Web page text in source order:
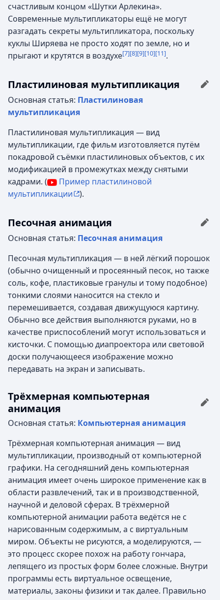
счастливым концом «Шутки Арлекина».
Современные мультипликаторы ещё не могут
разгадать секреты мультипликатора, поскольку
куклы Ширяева не просто ходят по земле, но и
прыгают и крутятся в воздухе[7][8][9][10][11].
Пластилиновая мультипликация
Основная статья: Пластилиновая
мультипликация
Пластилиновая мультипликация — вид
мультипликации, где фильм изготовляется путём
покадровой съёмки пластилиновых объектов, с их
модификацией в промежутках между снятыми
кадрами. (
Пример пластилиновой
мультипликации
).
Песочная анимация
Основная статья: Песочная анимация
Песочная мультипликация — в ней лёгкий порошок
(обычно очищенный и просеянный песок, но также
соль, кофе, пластиковые гранулы и тому подобное)
тонкими слоями наносится на стекло и
перемешивается, создавая движущуюся картину.
Обычно все действия выполняются руками, но в
качестве приспособлений могут использоваться и
кисточки. С помощью диапроектора или световой
доски получающееся изображение можно
передавать на экран и записывать.
Трёхмерная компьютерная
анимация
Основная статья: Компьютерная анимация
Трёхмерная компьютерная анимация — вид
мультипликации, производный от компьютерной
графики. На сегодняшний день компьютерная
анимация имеет очень широкое применение как в
области развлечений, так и в производственной,
научной и деловой сферах. В трёхмерной
компьютерной анимации работа ведётся не с
нарисованным содержимым, а с виртуальным
миром. Объекты не рисуются, а моделируются, —
это процесс скорее похож на работу гончара,
лепящего из простых форм более сложные. Внутри
программы есть виртуальное освещение,
материалы, законы физики и так далее. Правильно